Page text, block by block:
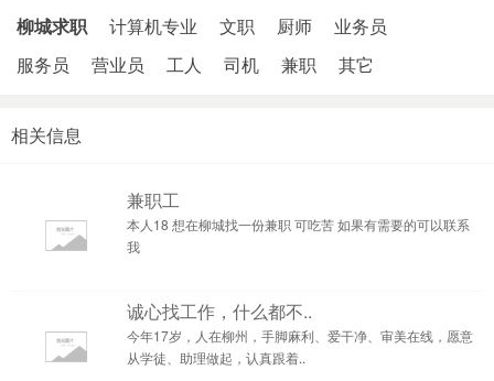
柳城求职 计算机专业 文职 厨师
业务员
服务员
营业员 工人 司机 兼职 其它
相关信息
兼职工
本人18 想在柳城找一份兼职 可吃苦 如果有需要的可以联系
我
诚心找工作，什么都不..
今年17岁，人在柳州，手脚麻利、爱干净、审美在线，愿意
从学徒、助理做起，认真跟着..